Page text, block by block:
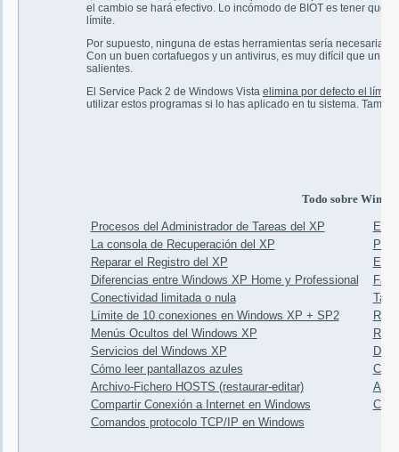
el cambio se hará efectivo. Lo incómodo de BIOT es tener que
límite.
Por supuesto, ninguna de estas herramientas sería necesaria
Con un buen cortafuegos y un antivirus, es muy difícil que un
salientes.
El Service Pack 2 de Windows Vista elimina por defecto el
utilizar estos programas si lo has aplicado en tu sistema.
Todo sobre
Procesos del Administrador de Tareas del XP
El
La consola de Recuperación del XP
Reparar el Registro del XP
Diferencias entre Windows XP Home y Professional
Faq
Conectividad limitada o nula
Límite de 10 conexiones en Windows XP + SP2
Menús Ocultos del Windows XP
Servicios del Windows XP
Cómo leer pantallazos azules
Archivo-Fichero HOSTS (restaurar-editar)
Compartir Conexión a Internet en Windows
Comandos protocolo TCP/IP en Windows